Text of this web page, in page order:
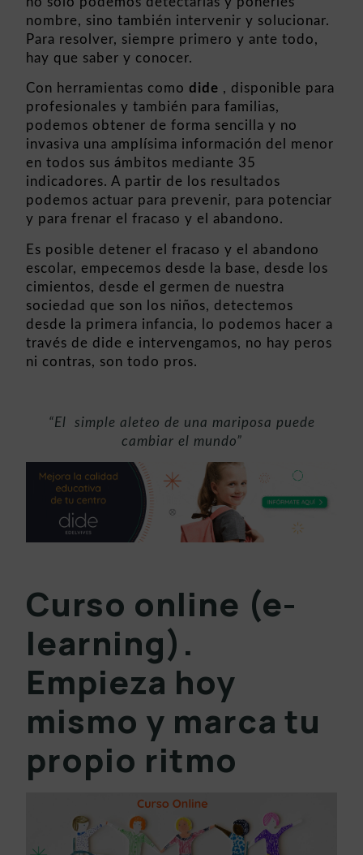
nombre, sino también intervenir y solucionar.
Para resolver, siempre primero y ante todo,
hay que saber y conocer.
Con herramientas comodide , disponible para
profesionales y también para familias,
podemos obtener de forma sencilla y no
invasiva una amplísima información del menor
en todos sus ámbitos mediante 35
indicadores. A partir de los resultados
podemos actuar para prevenir, para potenciar
y para frenar el fracaso y el abandono.
Es posible detener el fracaso y el abandono
escolar, empecemos desde la base, desde los
cimientos, desde el germen de nuestra
sociedad que son los niños, detectemos
desde la primera infancia, lo podemos hacer a
través de dide e intervengamos, no hay peros
ni contras, son todo pros.
“El simple aleteo de una mariposa puede
cambiar el mundo”
Curso online (e-
learning).
Empieza hoy
mismo y marca tu
propio ritmo